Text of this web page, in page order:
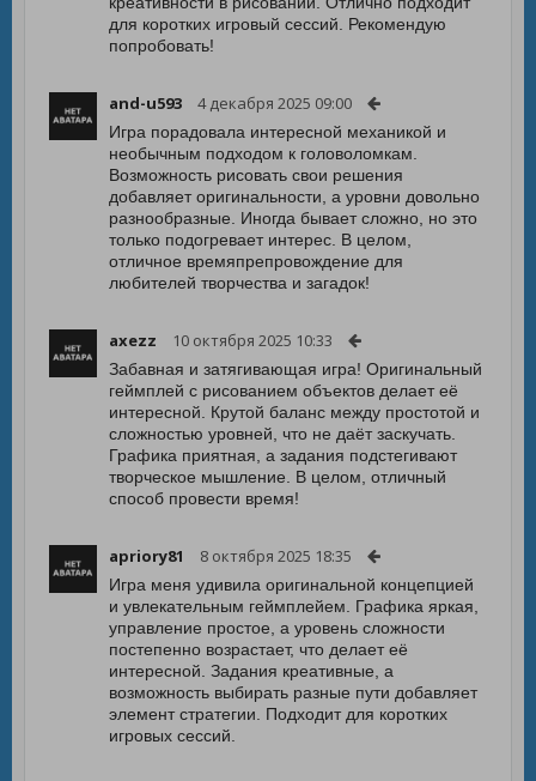
для коротких игровый сессий. Рекомендую
попробовать!
and-u593 4 декабря 2025 09:00
Игра порадовала интересной механикой и
необычным подходом к головоломкам.
Возможность рисовать свои решения
добавляет оригинальности, а уровни довольно
разнообразные. Иногда бывает сложно, но это
только подогревает интерес. В целом,
отличное времяпрепровождение для
любителей творчества и загадок!
axezz 10 октября 2025 10:33
Забавная и затягивающая игра! Оригинальный
геймплей с рисованием объектов делает её
интересной. Крутой баланс между простотой и
сложностью уровней, что не даёт заскучать.
Графика приятная, а задания подстегивают
творческое мышление. В целом, отличный
способ провести время!
apriory81 8 октября 2025 18:35
Игра меня удивила оригинальной концепцией
и увлекательным геймплейем. Графика яркая,
управление простое, а уровень сложности
постепенно возрастает, что делает её
интересной. Задания креативные, а
возможность выбирать разные пути добавляет
элемент стратегии. Подходит для коротких
игровых сессий.